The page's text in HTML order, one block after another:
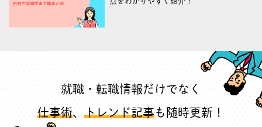
就職・転職情報だけでなく
仕事術、 トレンド記事も随時更新！